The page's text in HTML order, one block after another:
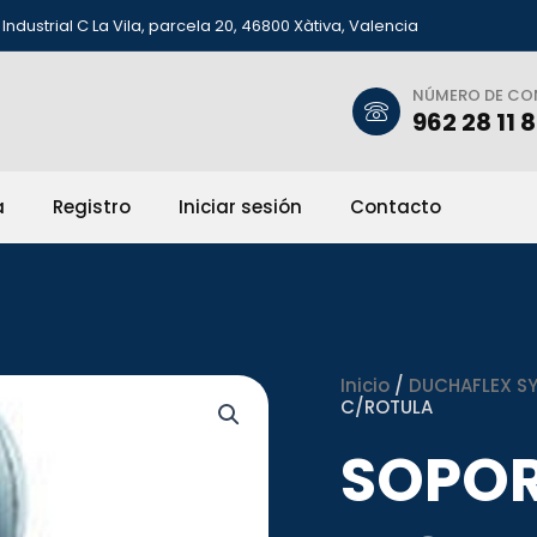
C La Vila, parcela 20, 46800 Xàtiva, Valencia
NÚMERO DE
962 28 11
Registro Iniciar sesión Contacto
Inicio / DUCHAFLEX
C/ROTULA